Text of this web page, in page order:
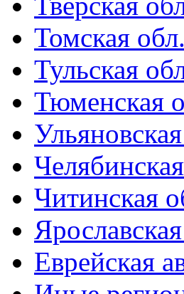
Томская обл.
Тульская
Тюменская
Читинская
Еврейская